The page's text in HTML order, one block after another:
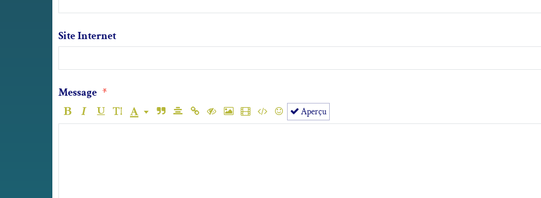
Site Internet
Message
Aperçu